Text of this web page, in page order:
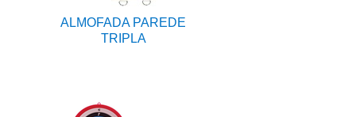
ALMOFADA PAREDE
TRIPLA